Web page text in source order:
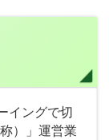
イングで切
）」運営業